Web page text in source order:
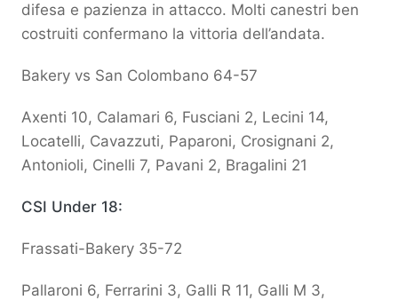
difesa e pazienza in attacco. Molti canestri ben
costruiti confermano la vittoria dell’andata.
Bakery vs San Colombano 64-57
Axenti 10, Calamari 6, Fusciani 2, Lecini 14,
Locatelli, Cavazzuti, Paparoni, Crosignani 2,
Antonioli, Cinelli 7, Pavani 2, Bragalini 21
CSI Under 18:
Frassati-Bakery 35-72
Pallaroni 6, Ferrarini 3, Galli R 11, Galli M 3,